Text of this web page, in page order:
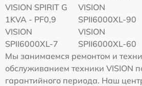
VISION SPIRIT G
1KVA - PF0,9
VISION
SPII6000XL-90
VISION
SPII6000XL-7
VISION
SPII6000XL-60
Мы занимаемся ремонтом и
обслуживанием техники VISION
гарантийного периода. Наш